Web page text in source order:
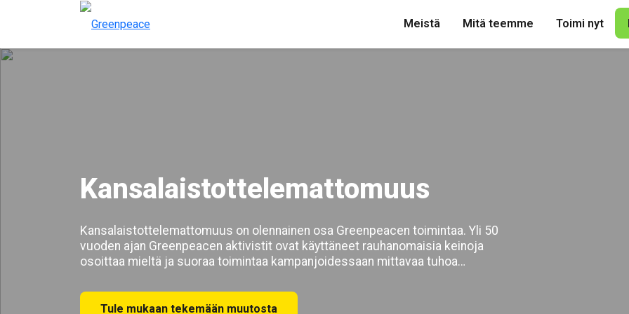
Meistä Mitä teemme Toimi nyt
Kansalaistottelemattomuus
Kansalaistottelemattomuus on olennainen osa Greenpeacen toimintaa. Yli 50
vuoden ajan Greenpeacen aktivistit ovat käyttäneet rauhanomaisia keinoja
osoittaa mieltä ja suoraa toimintaa kampanjoidessaan mittavaa tuhoa
vastuun teoistamme.
Tule mukaan tekemään muutosta